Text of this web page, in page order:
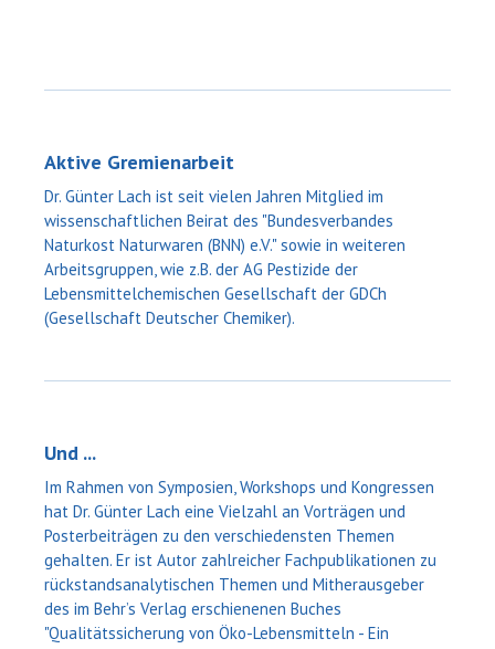
Aktive Gremienarbeit
Dr. Günter Lach ist seit vielen Jahren Mitglied im
wissenschaftlichen Beirat des "Bundesverbandes
Naturkost Naturwaren (BNN) e.V." sowie in weiteren
Arbeitsgruppen, wie z.B. der AG Pestizide der
Lebensmittelchemischen Gesellschaft der GDCh
(Gesellschaft Deutscher Chemiker).
Und ...
Im Rahmen von Symposien, Workshops und Kongressen
hat Dr. Günter Lach eine Vielzahl an Vorträgen und
Posterbeiträgen zu den verschiedensten Themen
gehalten. Er ist Autor zahlreicher Fachpublikationen zu
rückstandsanalytischen Themen und Mitherausgeber
des im Behr’s Verlag erschienenen Buches
"Qualitätssicherung von Öko-Lebensmitteln - Ein